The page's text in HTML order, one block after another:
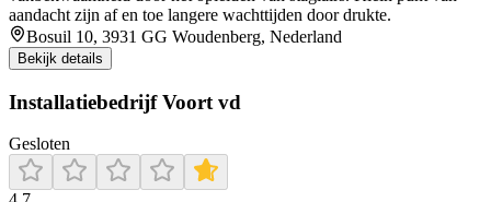
aandacht zijn af en toe langere wachttijden door drukte.
Bosuil 10, 3931 GG Woudenberg, Nederland
Bekijk details
Installatiebedrijf Voort vd
Gesloten